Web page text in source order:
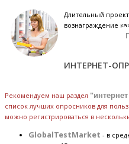
Длительный
вознаграждение
ИНТЕРНЕТ-
Рекомендуем наш раздел
список лучших опросников для
можно регистрироваться в
GlobalTestMarket - в